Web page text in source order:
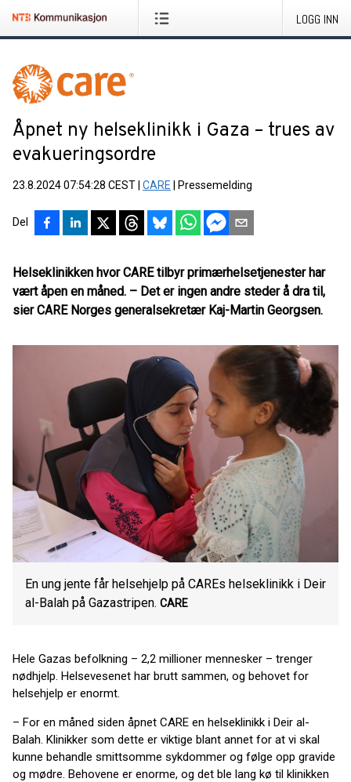
LOGG INN
Åpnet ny helseklinikk i Gaza – trues av
evakueringsordre
23.8.2024 07:54:28 CEST CARE Pressemelding
Del
Helseklinikken hvor CARE tilbyr primærhelsetjenester har
vært åpen en måned. – Det er ingen andre steder å dra til,
sier CARE Norges generalsekretær Kaj-Martin Georgsen.
En ung jente får helsehjelp på CAREs helseklinikk i Deir
al-Balah på Gazastripen. CARE
Hele Gazas befolkning – 2,2 millioner mennesker – trenger
nødhjelp. Helsevesenet har brutt sammen, og behovet for
helsehjelp er enormt.
– For en måned siden åpnet CARE en helseklinikk i Deir al-
Balah. Klinikker som dette er viktige blant annet for at vi skal
kunne behandle smittsomme sykdommer og følge opp gravide
og mødre. Behovene er enorme, og det ble lang kø til klinikken